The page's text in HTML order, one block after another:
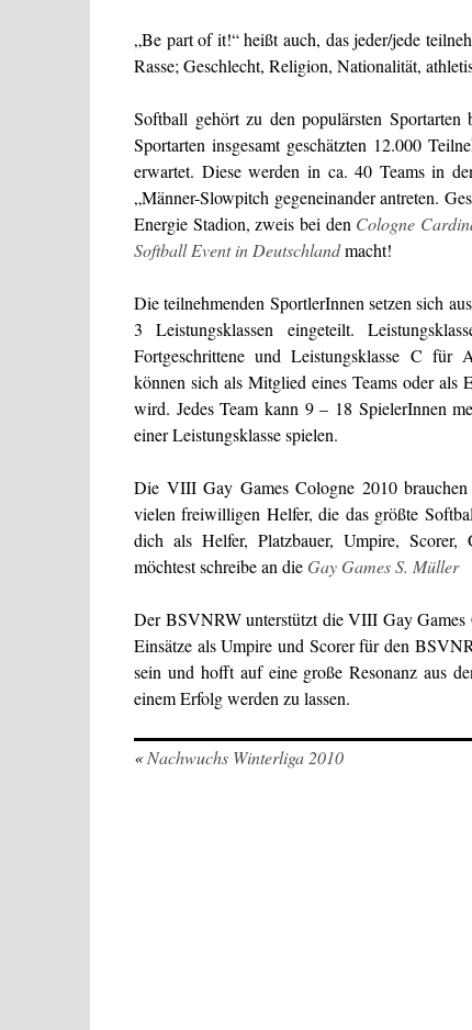
„Be part of it!“ heißt auch, das jeder/jede
Rasse; Geschlecht, Religion, Nationalität,
Softball gehört zu den populärsten
Sportarten insgesamt geschätzten 12.000
erwartet. Diese werden in ca. 40 Teams in
„Männer-Slowpitch gegeneinander antreten.
Energie Stadion, zweis bei den Cologne
Softball Event in Deutschlandmacht!
Die teilnehmenden SportlerInnen setzen sich
3 Leistungsklassen eingeteilt.
Fortgeschrittene und Leistungsklasse C für
können sich als Mitglied eines Teams oder als
wird. Jedes Team kann 9 – 18 SpielerInnen
einer Leistungsklasse spielen.
Die VIII Gay Games Cologne 2010
vielen freiwilligen Helfer, die das größte
dich als Helfer, Platzbauer, Umpire, Scorer,
möchtest schreibe an die Gay Games S. Müller
Der BSVNRW unterstützt die VIII Gay
Einsätze als Umpire und Scorer für den
sein und hofft auf eine große Resonanz aus
einem Erfolg werden zu lassen.
«Nachwuchs Winterliga 2010